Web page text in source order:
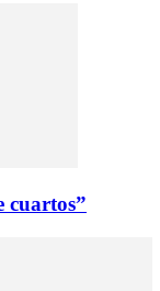
cuartos”